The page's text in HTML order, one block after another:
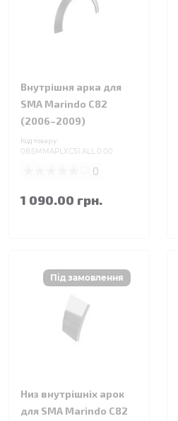
Внутрішня арка для
SMA Marindo C82
(2006–2009)
Код товару:
08.SMMAPLXC51.ALL.0.00
0
1 090.00 грн.
Низ внутрішніх арок
для SMA Marindo C82